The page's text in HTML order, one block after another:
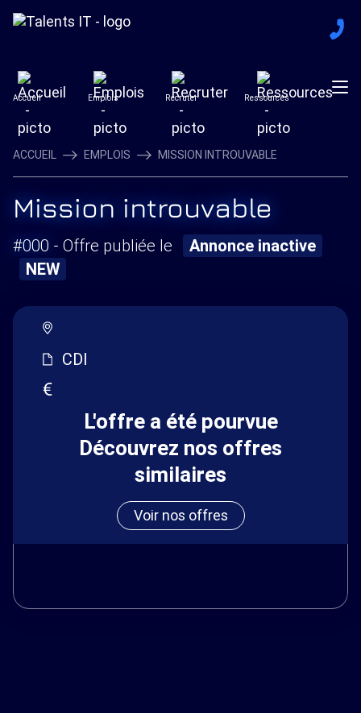
Accueil Emplois Recruter Ressources
ACCUEIL EMPLOIS MISSION INTROUVABLE
Mission introuvable
#000 - Offre publiée le
Annonce inactive
NEW
CDI
L'offre a été pourvue
Découvrez nos offres
similaires
Voir nos offres